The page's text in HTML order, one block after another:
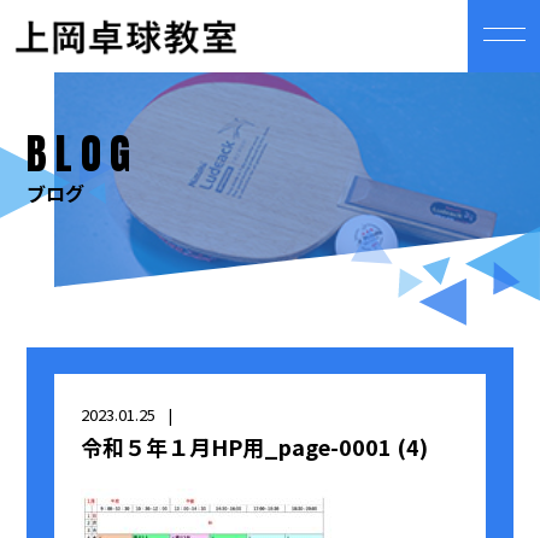
BLOG
ブログ
2023.01.25
令和５年１月HP用_page-0001 (4)